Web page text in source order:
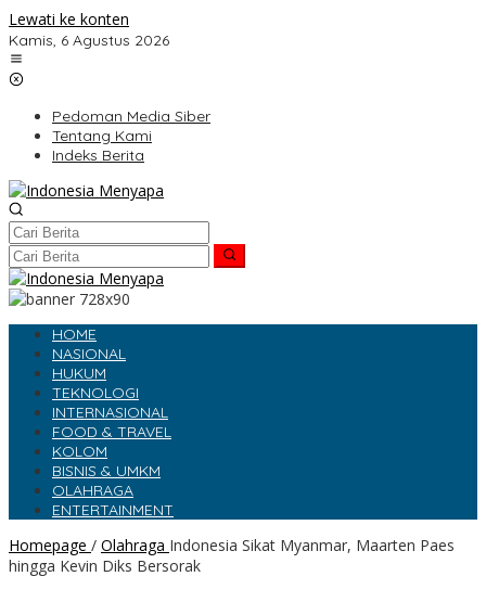
Lewati ke konten
Kamis, 6 Agustus 2026
Pedoman Media Siber
Tentang Kami
Indeks Berita
HOME
NASIONAL
HUKUM
TEKNOLOGI
INTERNASIONAL
FOOD & TRAVEL
KOLOM
BISNIS & UMKM
OLAHRAGA
ENTERTAINMENT
Homepage / Olahraga Indonesia Sikat Myanmar, Maarten Paes
hingga Kevin Diks Bersorak